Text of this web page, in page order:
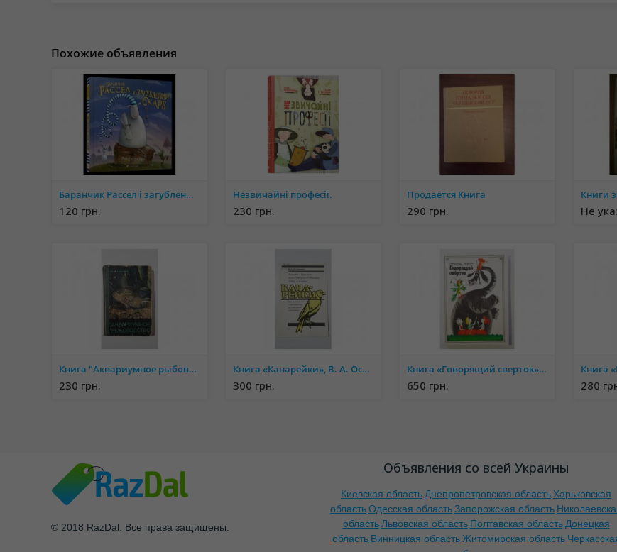
Похожие объявления
Баранчик Рассел і загублений скарб
120 грн.
Незвичайні професії.
230 грн.
Продаётся Книга
290 грн. Не
Книга "Аквариумное рыбоводство", Ильин М.Н.
230 грн.
Книга «Канарейки», В. А. Остапенко
300 грн.
Книга «Говорящий сверток», Джеральд Даррелл
650 грн. 280
© 2018 RazDal. Все права защищены.
Объявления со всей Украины
Киевская область Днепропетровская область Харьковская
областьОдесская область Запорожская область
область Львовская область Полтавская область Донецкая
область Винницкая область Житомирская область